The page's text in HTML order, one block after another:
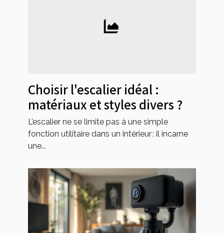
Choisir l'escalier idéal :
matériaux et styles divers ?
L’escalier ne se limite pas à une simple
fonction utilitaire dans un intérieur : il incarne
une...